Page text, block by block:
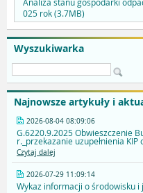
Wyszukiwarka
Najnowsze artykuły i
2026-08-04 08:09:06
G.6220.9.2025 Obwieszczenie
r._przekazanie uzupełnienia
Czytaj dalej
2026-07-29 11:09:14
Wykaz informacji o środowisku i
Analiza stanu gospodarki
025 rok (3.7MB)